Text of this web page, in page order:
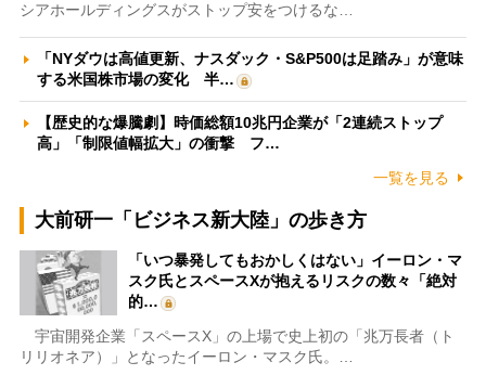
シアホールディングスがストップ安をつけるな…
「NYダウは高値更新、ナスダック・S&P500は足踏み」が意味
する米国株市場の変化 半…
【歴史的な爆騰劇】時価総額10兆円企業が「2連続ストップ
高」「制限値幅拡大」の衝撃 フ…
一覧を見る
大前研一「ビジネス新大陸」の歩き方
「いつ暴発してもおかしくはない」イーロン・マ
スク氏とスペースXが抱えるリスクの数々「絶対
的…
宇宙開発企業「スペースX」の上場で史上初の「兆万長者（ト
リリオネア）」となったイーロン・マスク氏。…